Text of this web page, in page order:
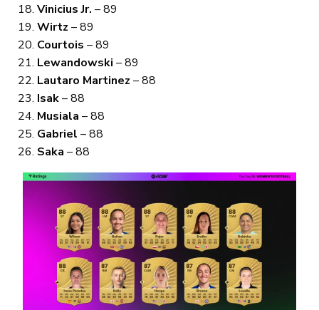
Vinicius Jr. – 89
Wirtz – 89
Courtois – 89
Lewandowski – 89
Lautaro Martinez – 88
Isak– 88
Musiala – 88
Gabriel – 88
Saka – 88